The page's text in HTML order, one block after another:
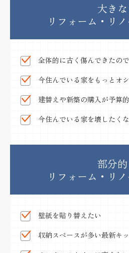
大きな
リフォーム・リ
全体的に古く傷んできたの
今住んでいる家をもっとオ
建替えや新築の購入が予算
今住んでいる家を壊したく
部分的
リフォーム・リ
壁紙を貼り替えたい
収納スペースが多い最新キ